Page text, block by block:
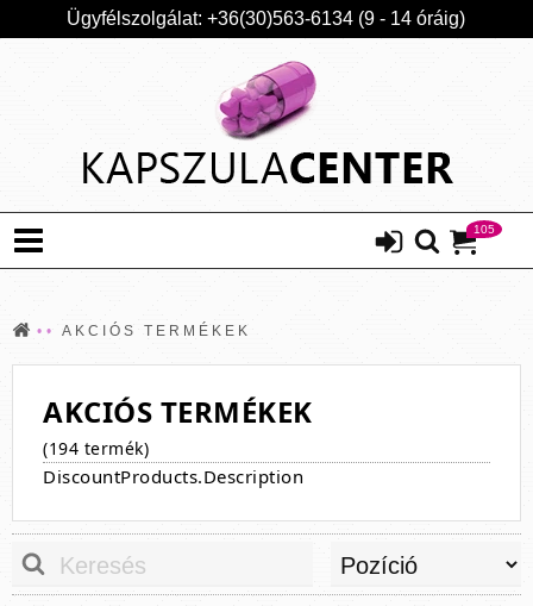
Ügyfélszolgálat: +36(30)563-6134 (9 - 14 óráig)
105
AKCIÓS TERMÉKEK
AKCIÓS TERMÉKEK
(194 termék)
DiscountProducts.Description